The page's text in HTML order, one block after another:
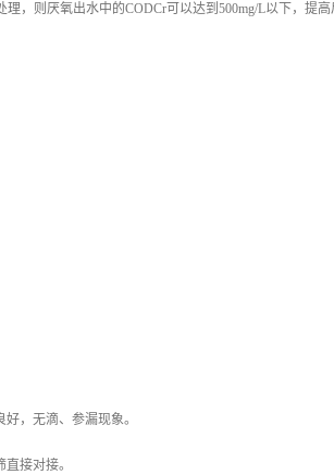
，则厌氧出水中的CODCr可以达到500mg/L以下，提
，无滴、参漏现象。
接对接。